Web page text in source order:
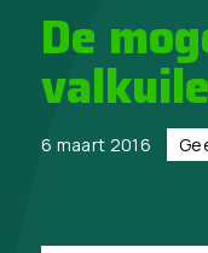
De
6 maart 2016